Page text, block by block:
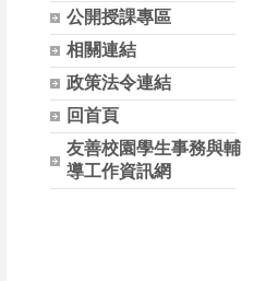
公開授課專區
相關連結
政策法令連結
回首頁
友善校園學生事務與輔
導工作資訊網